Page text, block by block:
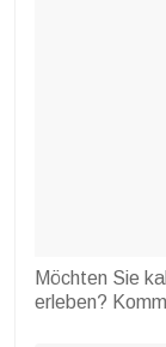
Möchten Sie
erleben?